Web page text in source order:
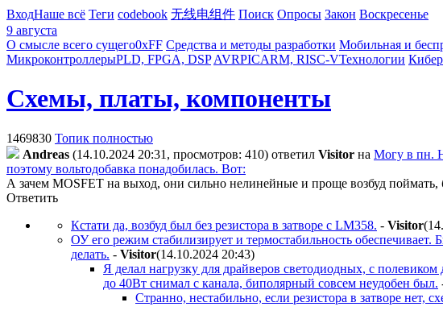
ВходНаше всё Теги codebook 无线电组件 Поиск Опросы Закон Воскресенье
9 августа
О смысле всего сущего0xFF Средства и методы разработки Мобильная и
МикроконтроллерыPLD, FPGA, DSP AVRPICARM, RISC-VТехнологии
Схемы, платы, компоненты
1469830 Топик полностью
Andreas (14.10.2024 20:31, просмотров: 410) ответил Visitor на Могу в пн.
поэтому вольтодобавка понадобилась. Вот:
А зачем MOSFET на выход, они сильно нелинейные и проще возбуд
Ответить
Кстати да, возбуд был без резистора в затворе с LM358. - Visitor
ОУ его режим стабилизирует и термостабильность
делать. - Visitor(14.10.2024 20:43)
Я делал нагрузку для драйверов светодиодных, с
до 40Вт снимал с канала, биполярный совсем неудобен был.
Странно, нестабильно, если резистора в затворе нет,